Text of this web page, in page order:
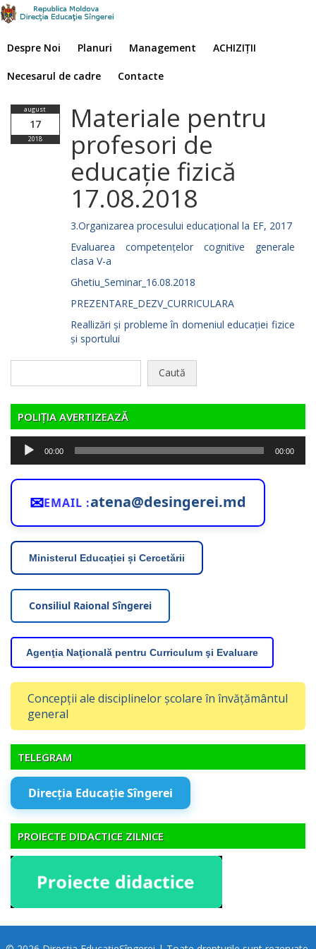
Despre Noi Planuri Management ACHIZIȚII
Necesarul de cadre Contacte
august
17
2018
Materiale pentru
profesori de
educație fizică
17.08.2018
3.Organizarea procesului educațional la EF, 2017
Evaluarea competențelor cognitive generale
clasa V-a
Ghetiu_Seminar_16.08.2018
PREZENTARE_DEZV_CURRICULARA
Reallizări și probleme în domeniul educației fizice
și sportului
POLIȚIA AVERTIZEAZĂ
Player
audio
00:00 00:00
✉EMAIL :atena@desingerei.md
Ministerul Educației și Cercetării
Consiliul Raional Sîngerei
Agenţia Naţională pentru Curriculum şi Evaluare
Concepții ale disciplinelor școlare în învățământul
general
TELEGRAM
Direcția Educație Sîngerei
PROIECTE DIDACTICE ZILNICE